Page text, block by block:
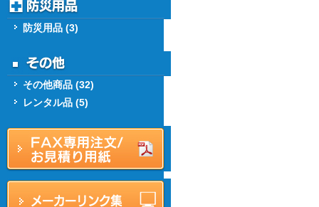
防災用品 (3)
その他商品 (32)
レンタル品 (5)